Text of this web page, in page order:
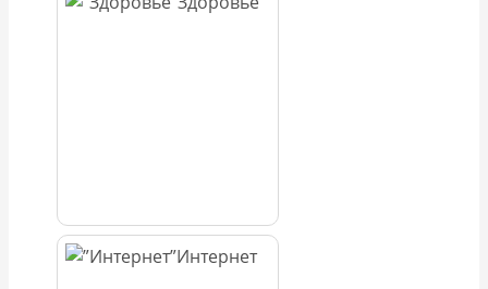
Интернет